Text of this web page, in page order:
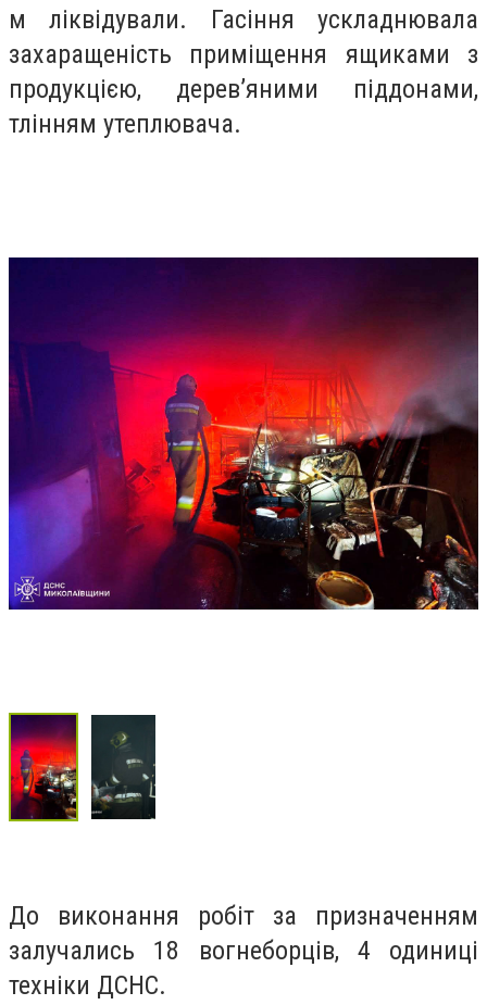
м ліквідували. Гасіння ускладнювала
захаращеність приміщення ящиками з
продукцією, дерев’яними піддонами,
тлінням утеплювача.
До виконання робіт за призначенням
залучались 18 вогнеборців, 4 одиниці
техніки ДСНС.